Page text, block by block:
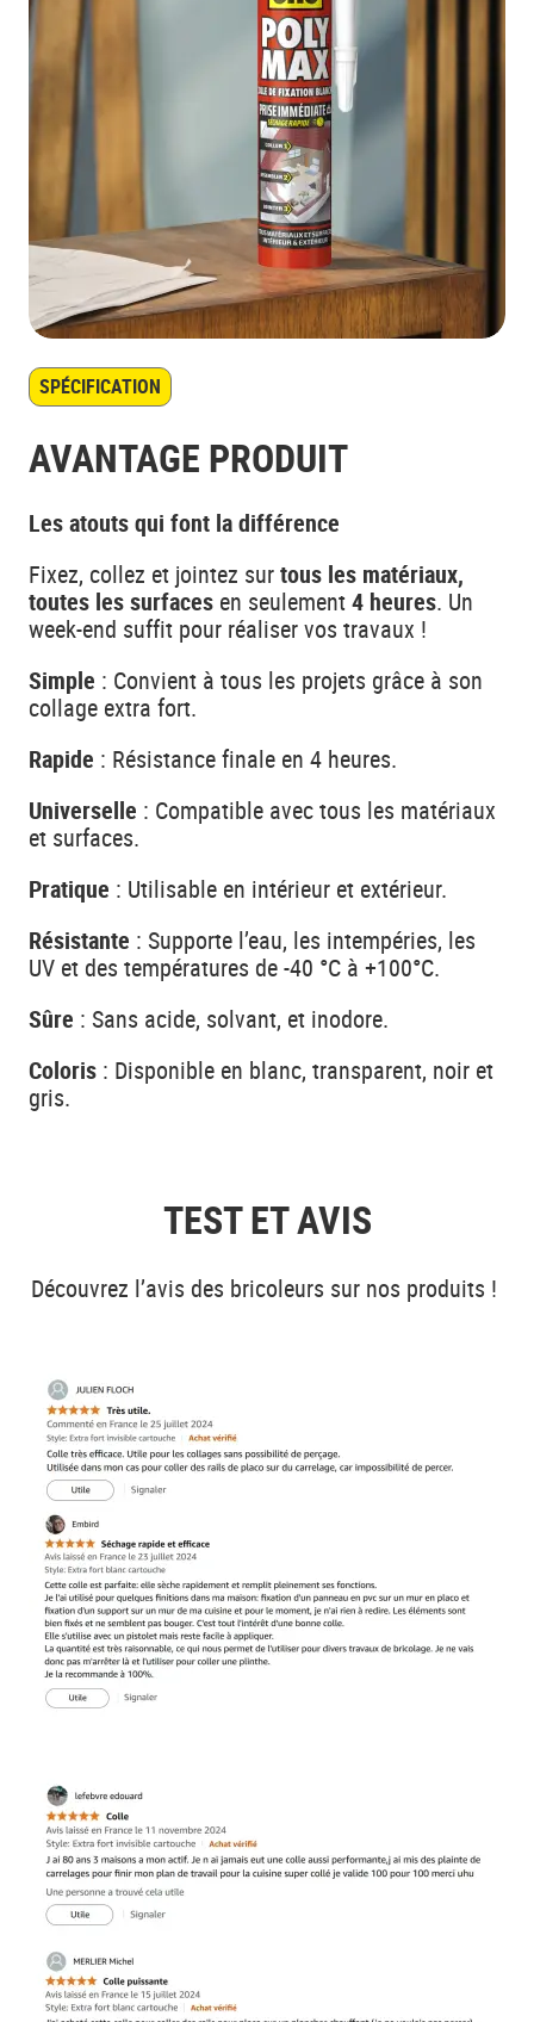
SPÉCIFICATION
AVANTAGE PRODUIT
Les atouts qui font la différence
Fixez, collez et jointez surtous les matériaux,
toutes les surfaces en seulement4 heures. Un
week-end suffit pour réaliser vos travaux !
Simple : Convient à tous les projets grâce à son
collage extra fort.
Rapide : Résistance finale en 4 heures.
Universelle : Compatible avec tous les matériaux
et surfaces.
Pratique : Utilisable en intérieur et extérieur.
Résistante : Supporte l’eau, les intempéries, les
UV et des températures de -40 °C à +100°C.
Sûre : Sans acide, solvant, et inodore.
Coloris : Disponible en blanc, transparent, noir et
gris.
TEST ET AVIS
Découvrez l’avis des bricoleurs sur nos produits !